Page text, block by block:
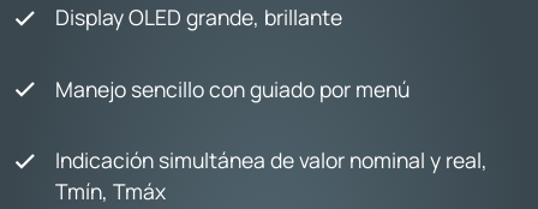
Display OLED grande, brillante
Manejo sencillo con guiado por menú
Indicación simultánea de valor nominal y real,
Tmín, Tmáx